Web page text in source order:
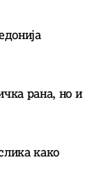
рана, но и
како